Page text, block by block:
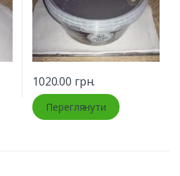
1020.00 грн.
Переглянути